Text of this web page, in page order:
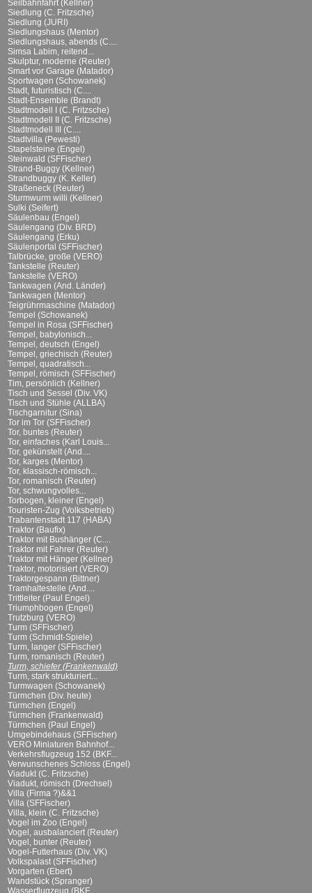
Seilbahnfahrt (Kellner)
Siedlung (C. Fritzsche)
Siedlung (JURI)
Siedlungshaus (Mentor)
Siedlungshaus, abends (C....
Simsa Labim, reitend...
Skulptur, moderne (Reuter)
Smart vor Garage (Matador)
Sportwagen (Schowanek)
Stadt, futuristisch (C....
Stadt-Ensemble (Brandt)
Stadtmodell I (C. Fritzsche)
Stadtmodell II (C. Fritzsche)
Stadtmodell III (C....
Stadtvilla (Pewesti)
Stapelsteine (Engel)
Steinwald (SFFischer)
Strand-Buggy (Kellner)
Strandbuggy (K. Keller)
Straßeneck (Reuter)
Sturmwurm willi (Kellner)
Sulki (Seifert)
Säulenbau (Engel)
Säulengang (Div. BRD)
Säulengang (Erku)
Säulenportal (SFFischer)
Talbrücke, große (VERO)
Tankstelle (Reuter)
Tankstelle (VERO)
Tankwagen (And. Länder)
Tankwagen (Mentor)
Teigrührmaschine (Matador)
Tempel (Schowanek)
Tempel in Rosa (SFFischer)
Tempel, babylonisch...
Tempel, deutsch (Engel)
Tempel, griechisch (Reuter)
Tempel, quadratisch...
Tempel, römisch (SFFischer)
Tim, persönlich (Kellner)
Tisch und Sessel (Div. VK)
Tisch und Stühle (ALLBA)
Tischgarnitur (Sina)
Tor im Tor (SFFischer)
Tor, buntes (Reuter)
Tor, einfaches (Karl Louis...
Tor, gekünstelt (And....
Tor, karges (Mentor)
Tor, klassisch-römisch...
Tor, romanisch (Reuter)
Tor, schwungvolles...
Torbogen, kleiner (Engel)
Touristen-Zug (Volksbetrieb)
Trabantenstadt 117 (HABA)
Traktor (Baufix)
Traktor mit Bushänger (C....
Traktor mit Fahrer (Reuter)
Traktor mit Hänger (Kellner)
Traktor, motorisiert (VERO)
Traktorgespann (Bittner)
Tramhaltestelle (And....
Trittleiter (Paul Engel)
Triumphbogen (Engel)
Trutzburg (VERO)
Turm (SFFischer)
Turm (Schmidt-Spiele)
Turm, langer (SFFischer)
Turm, romanisch (Reuter)
Turm, schiefer (Frankenwald)
Turm, stark strukturiert...
Turmwagen (Schowanek)
Türmchen (Div. heute)
Türmchen (Engel)
Türmchen (Frankenwald)
Türmchen (Paul Engel)
Umgebindehaus (SFFischer)
VERO Miniaturen Bahnhof...
Verkehrsflugzeug 152 (BKF...
Verwunschenes Schloss (Engel)
Viadukt (C. Fritzsche)
Viadukt, römisch (Drechsel)
Villa (Firma ?)&&1
Villa (SFFischer)
Villa, klein (C. Fritzsche)
Vogel im Zoo (Engel)
Vogel, ausbalanciert (Reuter)
Vogel, bunter (Reuter)
Vogel-Futterhaus (Div. VK)
Volkspalast (SFFischer)
Vorgarten (Ebert)
Wandstück (Spranger)
Wasserflugzeug (BKF